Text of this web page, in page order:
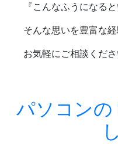
『こんなふうになる
そんな思いを豊富な
お気軽にご相談くださ
パソコンの